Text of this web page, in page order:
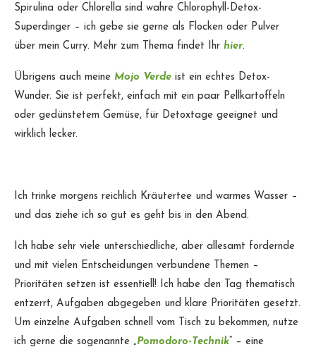
Spirulina oder Chlorella sind wahre Chlorophyll-Detox-
Superdinger – ich gebe sie gerne als Flocken oder Pulver
über mein Curry. Mehr zum Thema findet Ihr hier.
Übrigens auch meine Mojo Verde ist ein echtes Detox-
Wunder. Sie ist perfekt, einfach mit ein paar Pellkartoffeln
oder gedünstetem Gemüse, für Detoxtage geeignet und
wirklich lecker.
Ich trinke morgens reichlich Kräutertee und warmes Wasser –
und das ziehe ich so gut es geht bis in den Abend.
Ich habe sehr viele unterschiedliche, aber allesamt fordernde
und mit vielen Entscheidungen verbundene Themen –
Prioritäten setzen ist essentiell! Ich habe den Tag thematisch
entzerrt, Aufgaben abgegeben und klare Prioritäten gesetzt.
Um einzelne Aufgaben schnell vom Tisch zu bekommen, nutze
ich gerne die sogenannte „Pomodoro-Technik “ – eine